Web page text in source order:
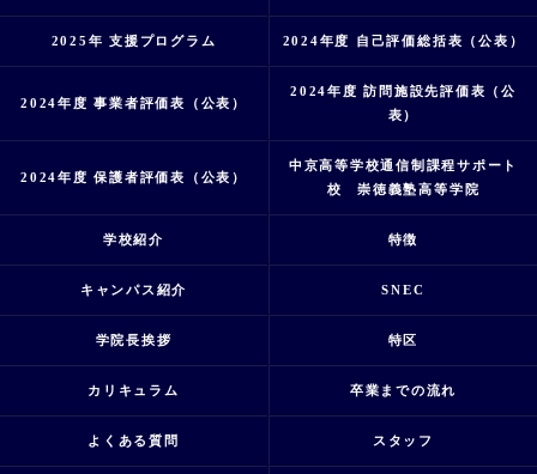
2025年 支援プログラム 2024年度 自己評価総括表（公表）
2024年度 事業者評価表（公表）
2024年度 訪問施設先評価表（公
表）
2024年度 保護者評価表（公表）
中京高等学校通信制課程サポート
校 崇徳義塾高等学院
学校紹介 特徴
キャンパス紹介 SNEC
学院長挨拶 特区
カリキュラム 卒業までの流れ
よくある質問 スタッフ